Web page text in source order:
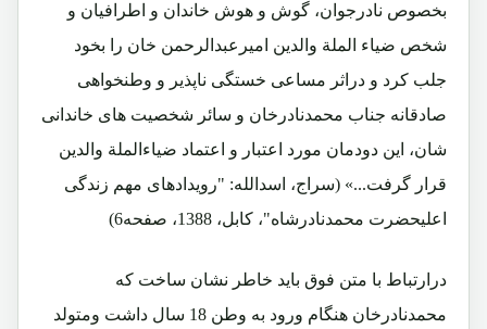
بخصوص نادرجوان، گوش و هوش خاندان و اطرافیان و
شخص ضیاء الملة والدین امیرعبدالرحمن خان را بخود
جلب کرد و دراثر مساعی خستگی ناپذیر و وطنخواهی
صادقانه جناب محمدنادرخان و سائر شخصیت های خاندانی
شان، این دودمان مورد اعتبار و اعتماد ضیاءالملة والدین
قرار گرفت...» (سراج، اسدالله: "رویدادهای مهم زندگی
اعلیحضرت محمدنادرشاه"، کابل، 1388، صفحه6)
درارتباط با متن فوق باید خاطر نشان ساخت که
محمدنادرخان هنگام ورود به وطن 18 سال داشت ومتولد